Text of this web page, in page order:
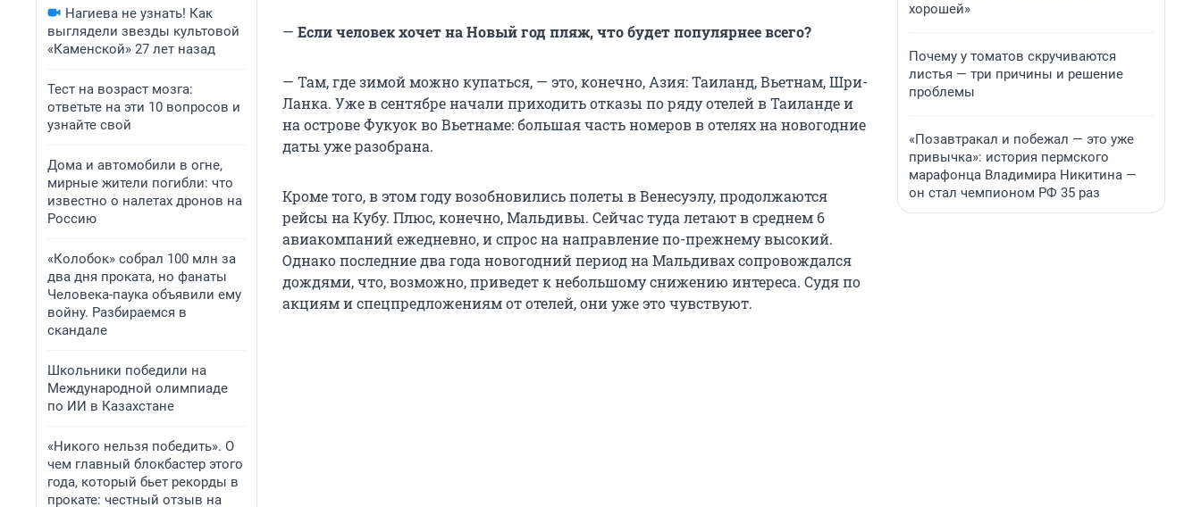
Нагиева не узнать! Как
выглядели звезды культовой
«Каменской» 27 лет назад
Тест на возраст мозга:
ответьте на эти 10 вопросов и
узнайте свой
Дома и автомобили в огне,
мирные жители погибли: что
известно о налетах дронов на
Россию
«Колобок» собрал 100 млн за
два дня проката, но фанаты
Человека-паука объявили ему
войну. Разбираемся в
скандале
Школьники победили на
Международной олимпиаде
по ИИ в Казахстане
«Никого нельзя победить». О
чем главный блокбастер этого
года, который бьет рекорды в
прокате: честный отзыв на
— Если человек хочет на Новый год пляж, что будет популярнее всего?
— Там, где зимой можно купаться, — это, конечно, Азия: Таиланд, Вьетнам, Шри-
Ланка. Уже в сентябре начали приходить отказы по ряду отелей в Таиланде и
на острове Фукуок во Вьетнаме: большая часть номеров в отелях на новогодние
даты уже разобрана.
Кроме того, в этом году возобновились полеты в Венесуэлу, продолжаются
рейсы на Кубу. Плюс, конечно, Мальдивы. Сейчас туда летают в среднем 6
авиакомпаний ежедневно, и спрос на направление по-прежнему высокий.
Однако последние два года новогодний период на Мальдивах сопровождался
дождями, что, возможно, приведет к небольшому снижению интереса. Судя по
акциям и спецпредложениям от отелей, они уже это чувствуют.
хорошей»
Почему у томатов скручиваются
листья — три причины и решение
проблемы
«Позавтракал и побежал — это уже
привычка»: история пермского
марафонца Владимира Никитина —
он стал чемпионом РФ 35 раз